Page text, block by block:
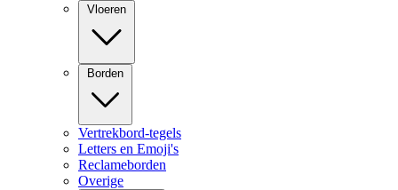
Vloeren
Borden
Vertrekbord-tegels
Letters en Emoji's
Reclameborden
Overige